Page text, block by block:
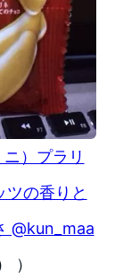
）プラリ
の香りと
@kun_maa
）